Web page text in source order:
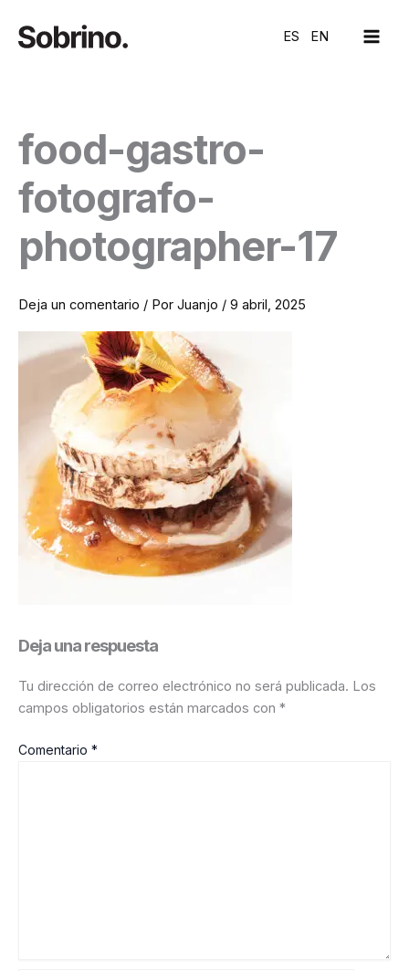
contenido
ES EN
food-gastro-
fotografo-
photographer-17
Deja un comentario / Por Juanjo / 9 abril, 2025
Deja una respuesta
Tu dirección de correo electrónico no será publicada. Los
campos obligatorios están marcados con *
Comentario *